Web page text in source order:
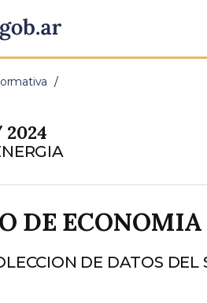
2024
DE ECONOMIA
DE DATOS DEL